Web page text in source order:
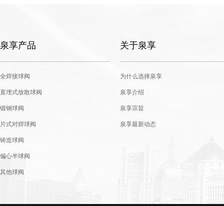
泉享产品
全焊接球阀
直埋式放散球阀
锻钢球阀
片式对焊球阀
铸造球阀
偏心半球阀
其他球阀
关于泉享
为什么选择泉享
泉享介绍
泉享宗旨
泉享最新动态